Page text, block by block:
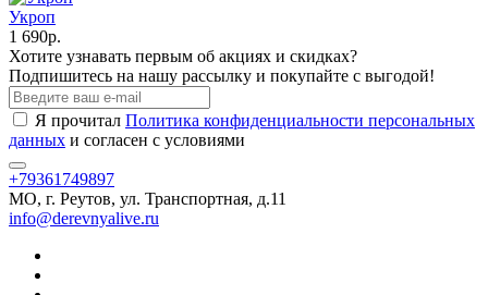
Укроп
1 690р.
Хотите узнавать первым об акциях и скидках?
Подпишитесь на нашу рассылку и покупайте с выгодой!
Я прочитал Политика конфиденциальности персональных
данных и согласен с условиями
+79361749897
МО, г. Реутов, ул. Транспортная, д.11
info@derevnyalive.ru